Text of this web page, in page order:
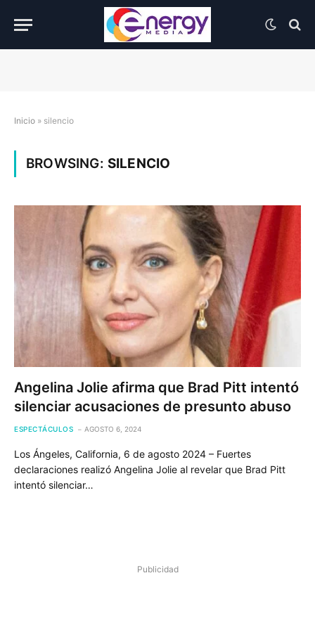
Inicio » silencio
BROWSING: SILENCIO
Angelina Jolie afirma que Brad Pitt intentó
silenciar acusaciones de presunto abuso
ESPECTÁCULOS AGOSTO 6, 2024
Los Ángeles, California, 6 de agosto 2024 – Fuertes
declaraciones realizó Angelina Jolie al revelar que Brad Pitt
intentó silenciar…
Publicidad